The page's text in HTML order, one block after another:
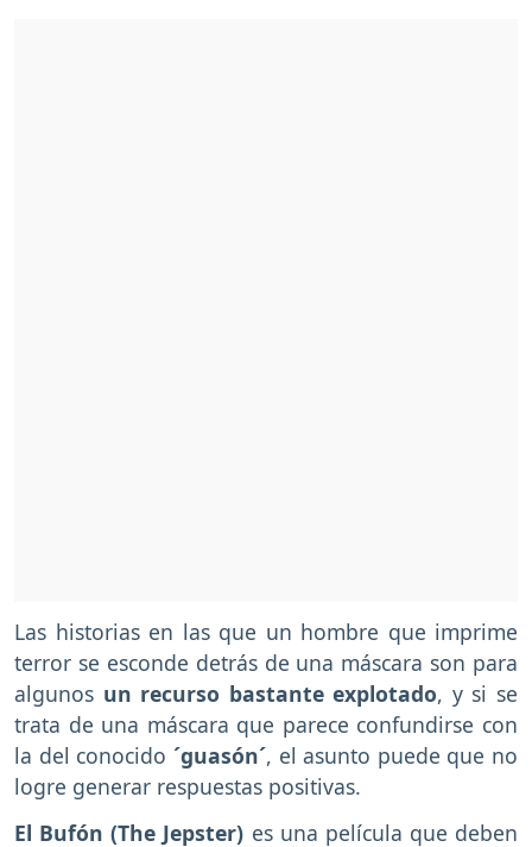
Las historias en las que un hombre que imprime
terror se esconde detrás de una máscara son para
algunos un recurso bastante explotado, y si se
trata de una máscara que parece confundirse con
la del conocido ´guasón´, el asunto puede que no
logre generar respuestas positivas.
El Bufón (The Jepster) es una película que deben